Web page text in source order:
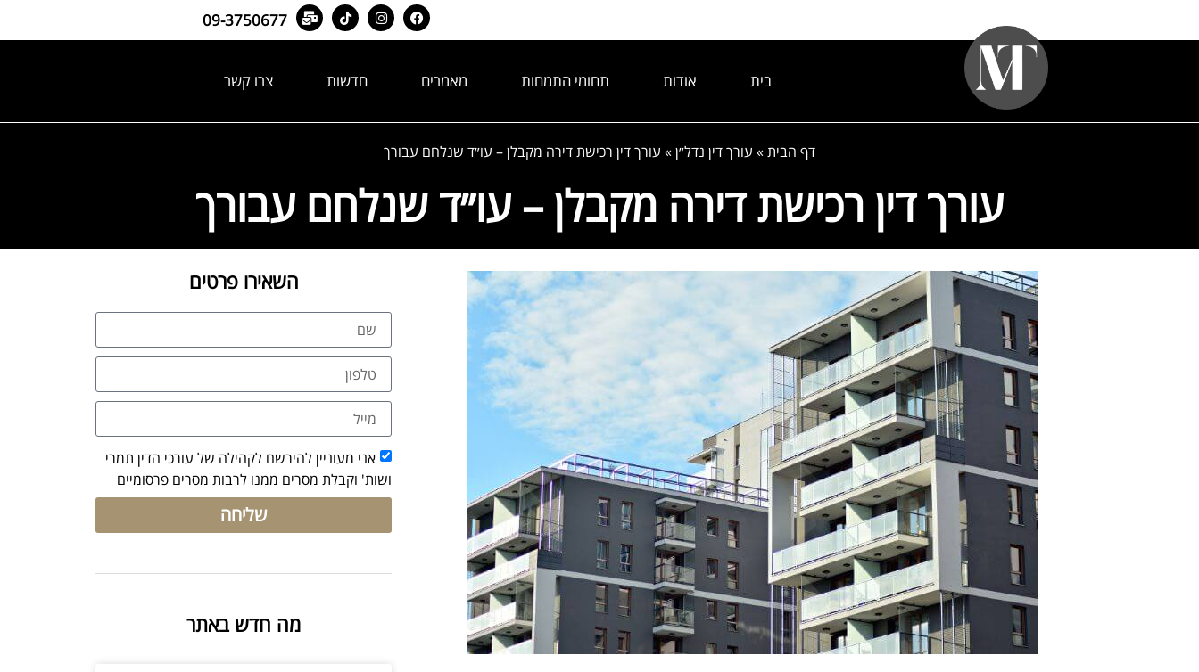
09-3750677
בית אודות תחומי התמחות מאמרים חדשות צרו קשר
דף הבית» עורך דין נדל״ן» עורך דין רכישת דירה מקבלן – עו״ד שנלחם עבורך
עורך דין רכישת דירה מקבלן – עו״ד שנלחם עבורך
השאירו פרטים
אני מעוניין להירשם לקהילה של עורכי הדין תמרי
ושות' וקבלת מסרים ממנו לרבות מסרים פרסומיים
שליחה
מה חדש באתר